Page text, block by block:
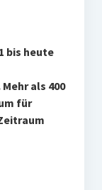
bis heute
als 400
für